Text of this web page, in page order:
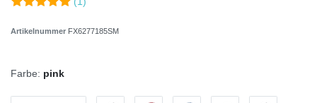
Artikelnummer FX6277185SM
Farbe: pink